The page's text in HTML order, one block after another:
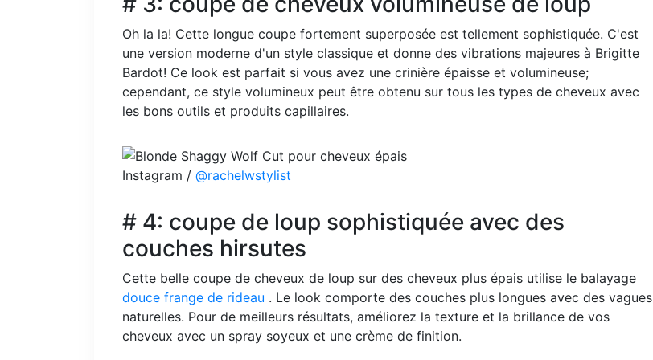
Oh la la! Cette longue coupe fortement superposée est tellement sophistiquée. C'est
une version moderne d'un style classique et donne des vibrations majeures à Brigitte
Bardot! Ce look est parfait si vous avez une crinière épaisse et volumineuse;
cependant, ce style volumineux peut être obtenu sur tous les types de cheveux avec
les bons outils et produits capillaires.
Instagram / @rachelwstylist
# 4: coupe de loup sophistiquée avec des
couches hirsutes
Cette belle coupe de cheveux de loup sur des cheveux plus épais utilise le balayage
douce frange de rideau . Le look comporte des couches plus longues avec des vagues
naturelles. Pour de meilleurs résultats, améliorez la texture et la brillance de vos
cheveux avec un spray soyeux et une crème de finition.